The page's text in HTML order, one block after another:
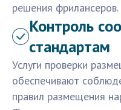
решения фрилансеров.
Контроль
стандартам
Услуги проверки
обеспечивают
правил размещения